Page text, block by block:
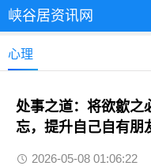
峡谷居资讯网
心理
处事之道：将欲歙之
忘，提升自己自有朋
2026-05-08 01:06:22